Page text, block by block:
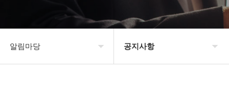
알림마당 공지사항